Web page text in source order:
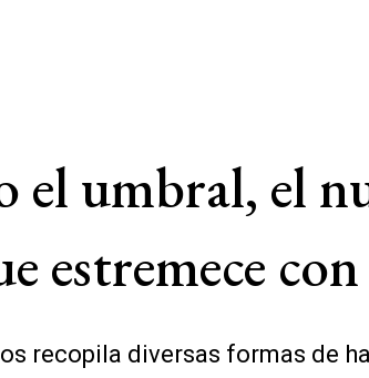
el umbral, el
estremece
recopila diversas formas de